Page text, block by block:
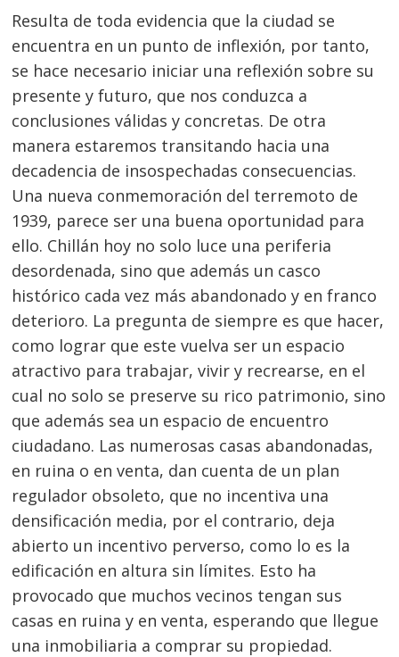
Resulta de toda evidencia que la ciudad se
encuentra en un punto de inflexión, por tanto,
se hace necesario iniciar una reflexión sobre su
presente y futuro, que nos conduzca a
conclusiones válidas y concretas. De otra
manera estaremos transitando hacia una
decadencia de insospechadas consecuencias.
Una nueva conmemoración del terremoto de
1939, parece ser una buena oportunidad para
ello. Chillán hoy no solo luce una periferia
desordenada, sino que además un casco
histórico cada vez más abandonado y en franco
deterioro. La pregunta de siempre es que hacer,
como lograr que este vuelva ser un espacio
atractivo para trabajar, vivir y recrearse, en el
cual no solo se preserve su rico patrimonio, sino
que además sea un espacio de encuentro
ciudadano. Las numerosas casas abandonadas,
en ruina o en venta, dan cuenta de un plan
regulador obsoleto, que no incentiva una
densificación media, por el contrario, deja
abierto un incentivo perverso, como lo es la
edificación en altura sin límites. Esto ha
provocado que muchos vecinos tengan sus
casas en ruina y en venta, esperando que llegue
una inmobiliaria a comprar su propiedad.
Navegación
de
entradas